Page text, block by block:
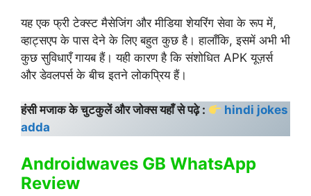
यह एक फ्री टेक्स्ट मैसेजिंग और मीडिया शेयरिंग सेवा के रूप में,
व्हाट्सएप के पास देने के लिए बहुत कुछ है। हालाँकि, इसमें अभी भी
कुछ सुविधाएँ गायब हैं। यही कारण है कि संशोधित APK यूज़र्स
और डेवलपर्स के बीच इतने लोकप्रिय हैं।
हंसी मजाक के चुटकुलें और जोक्स यहाँ से पढ़े :
hindi jokes
adda
Androidwaves GB WhatsApp
Review